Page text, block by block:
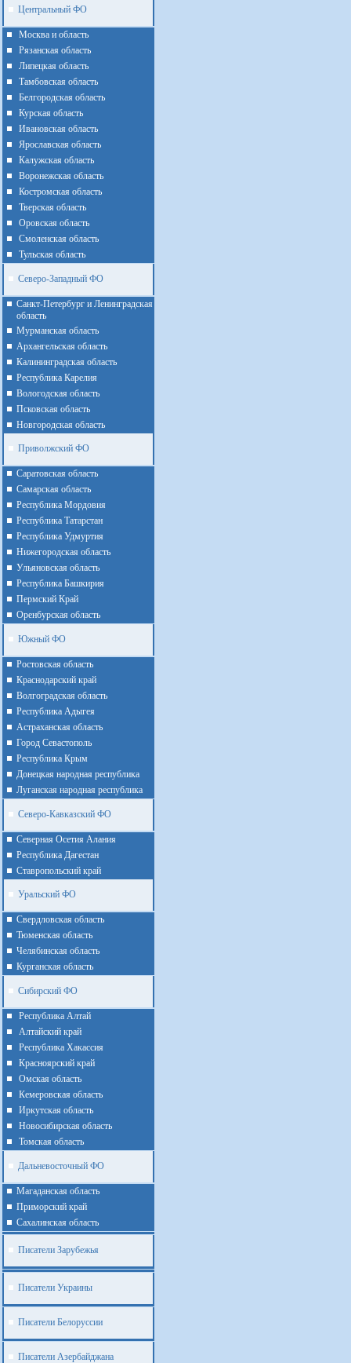
Центральный ФО
Москва и область
Рязанская область
Липецкая область
Тамбовская область
Белгородская область
Курская область
Ивановская область
Ярославская область
Калужская область
Воронежская область
Костромская область
Тверская область
Оровская область
Смоленская область
Тульская область
Северо-Западный ФО
Санкт-Петербург и Ленинградская
область
Мурманская область
Архангельская область
Калининградская область
Республика Карелия
Вологодская область
Псковская область
Новгородская область
Приволжский ФО
Cаратовская область
Cамарская область
Республика Мордовия
Республика Татарстан
Республика Удмуртия
Нижегородская область
Ульяновская область
Республика Башкирия
Пермский Край
Оренбурская область
Южный ФО
Ростовская область
Краснодарский край
Волгоградская область
Республика Адыгея
Астраханская область
Город Севастополь
Республика Крым
Донецкая народная республика
Луганская народная республика
Северо-Кавказский ФО
Северная Осетия Алания
Республика Дагестан
Ставропольский край
Уральский ФО
Cвердловская область
Тюменская область
Челябинская область
Курганская область
Сибирский ФО
Республика Алтай
Алтайcкий край
Республика Хакассия
Красноярский край
Омская область
Кемеровская область
Иркутская область
Новосибирская область
Томская область
Дальневосточный ФО
Магаданская область
Приморский край
Cахалинская область
Писатели Зарубежья
Писатели Украины
Писатели Белоруссии
Писатели Азербайджана